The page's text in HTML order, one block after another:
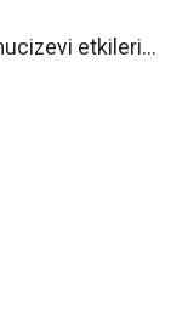
etkileri...